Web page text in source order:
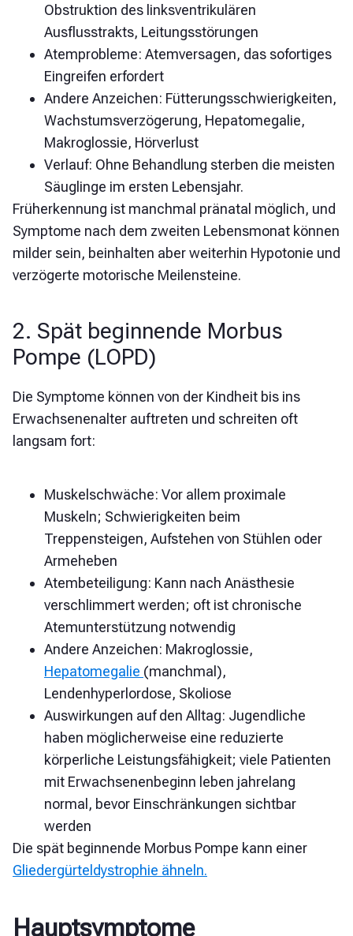
Obstruktion des linksventrikulären
Ausflusstrakts, Leitungsstörungen
Atemprobleme: Atemversagen, das sofortiges
Eingreifen erfordert
Andere Anzeichen: Fütterungsschwierigkeiten,
Wachstumsverzögerung, Hepatomegalie,
Makroglossie, Hörverlust
Verlauf: Ohne Behandlung sterben die meisten
Säuglinge im ersten Lebensjahr.
Früherkennung ist manchmal pränatal möglich, und
Symptome nach dem zweiten Lebensmonat können
milder sein, beinhalten aber weiterhin Hypotonie und
verzögerte motorische Meilensteine.
2. Spät beginnende Morbus
Pompe (LOPD)
Die Symptome können von der Kindheit bis ins
Erwachsenenalter auftreten und schreiten oft
langsam fort:
Muskelschwäche: Vor allem proximale
Muskeln; Schwierigkeiten beim
Treppensteigen, Aufstehen von Stühlen oder
Armeheben
Atembeteiligung: Kann nach Anästhesie
verschlimmert werden; oft ist chronische
Atemunterstützung notwendig
Andere Anzeichen: Makroglossie,
Hepatomegalie (manchmal),
Lendenhyperlordose, Skoliose
Auswirkungen auf den Alltag: Jugendliche
haben möglicherweise eine reduzierte
körperliche Leistungsfähigkeit; viele Patienten
mit Erwachsenenbeginn leben jahrelang
normal, bevor Einschränkungen sichtbar
werden
Die spät beginnende Morbus Pompe kann einer
Gliedergürteldystrophie ähneln.
Hauptsymptome